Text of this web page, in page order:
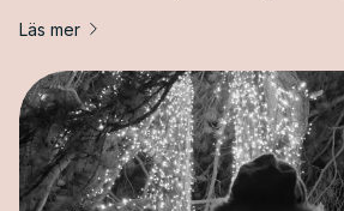
människor som att TV-avgiften ersätts
Läs mer